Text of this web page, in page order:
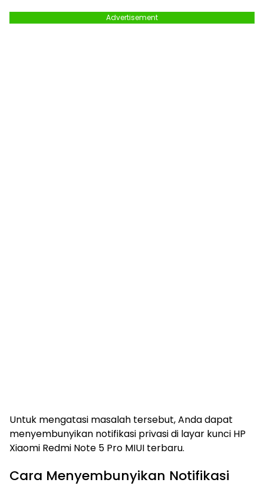
Advertisement
Untuk mengatasi masalah tersebut, Anda dapat
menyembunyikan notifikasi privasi di layar kunci HP
Xiaomi Redmi Note 5 Pro MIUI terbaru.
Cara Menyembunyikan Notifikasi